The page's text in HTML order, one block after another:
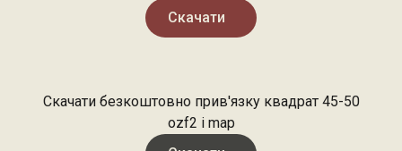
Скачати
Скачати безкоштовно прив'язку квадрат 45-50
ozf2 і map